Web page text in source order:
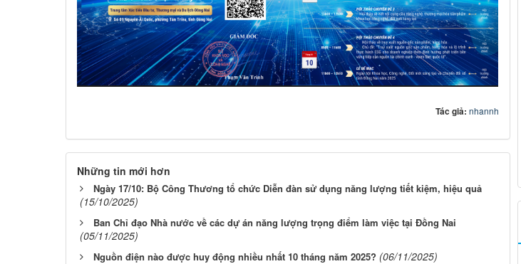
Tác giả: nhannh
Những tin mới hơn
Ngày 17/10: Bộ Công Thương tổ chức Diễn đàn sử dụng năng lượng tiết kiệm, hiệu quả
(15/10/2025)
Ban Chỉ đạo Nhà nước về các dự án năng lượng trọng điểm làm việc tại Đồng Nai
(05/11/2025)
Nguồn điện nào được huy động nhiều nhất 10 tháng năm 2025? (06/11/2025)